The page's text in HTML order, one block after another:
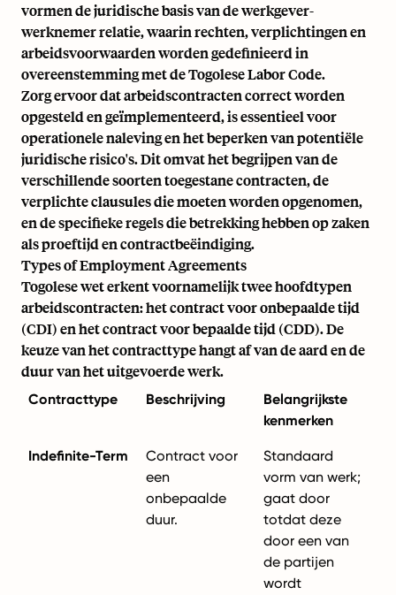
vormen de juridische basis van de werkgever-
werknemer relatie, waarin rechten, verplichtingen en
arbeidsvoorwaarden worden gedefinieerd in
overeenstemming met de Togolese Labor Code.
Zorg ervoor dat arbeidscontracten correct worden
opgesteld en geïmplementeerd, is essentieel voor
operationele naleving en het beperken van potentiële
juridische risico's. Dit omvat het begrijpen van de
verschillende soorten toegestane contracten, de
verplichte clausules die moeten worden opgenomen,
en de specifieke regels die betrekking hebben op zaken
als proeftijd en contractbeëindiging.
Types of Employment Agreements
Togolese wet erkent voornamelijk twee hoofdtypen
arbeidscontracten: het contract voor onbepaalde tijd
(CDI) en het contract voor bepaalde tijd (CDD). De
keuze van het contracttype hangt af van de aard en de
duur van het uitgevoerde werk.
Contracttype Beschrijving
Belangrijkste
kenmerken
Indefinite-Term
Contract voor
een
onbepaalde
duur.
Standaard
vorm van werk;
gaat door
totdat deze
door een van
de partijen
wordt